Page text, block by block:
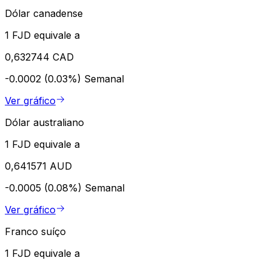
Dólar canadense
1 FJD equivale a
0,632744 CAD
-0.0002 (0.03%) Semanal
Ver gráfico
Dólar australiano
1 FJD equivale a
0,641571 AUD
-0.0005 (0.08%) Semanal
Ver gráfico
Franco suíço
1 FJD equivale a